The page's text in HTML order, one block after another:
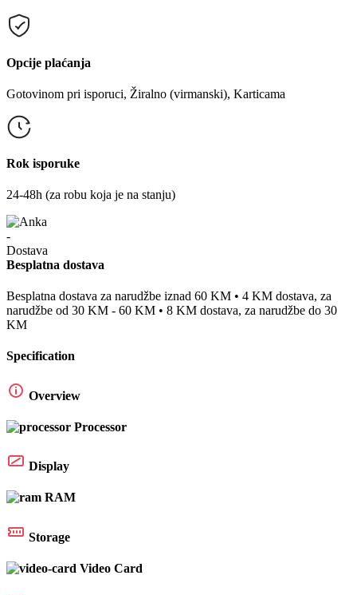
Opcije plaćanja
Gotovinom pri isporuci, Žiralno (virmanski), Karticama
Rok isporuke
24-48h (za robu koja je na stanju)
Besplatna dostava
Besplatna dostava za narudžbe iznad 60 KM • 4 KM dostava, za
narudžbe od 30 KM - 60 KM • 8 KM dostava, za narudžbe do 30
KM
Specification
Overview
Processor
Display
RAM
Storage
Video Card